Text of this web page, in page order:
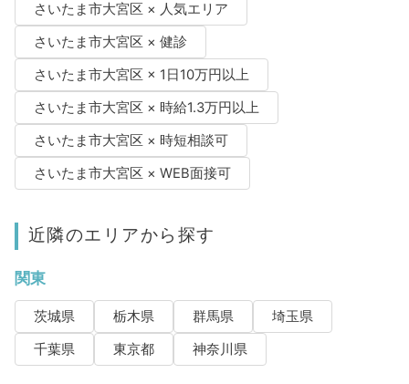
さいたま市大宮区 × 人気エリア
さいたま市大宮区 × 健診
さいたま市大宮区 × 1日10万円以上
さいたま市大宮区 × 時給1.3万円以上
さいたま市大宮区 × 時短相談可
さいたま市大宮区 × WEB面接可
近隣のエリアから探す
関東
茨城県 栃木県 群馬県
埼玉県
千葉県
東京都 神奈川県